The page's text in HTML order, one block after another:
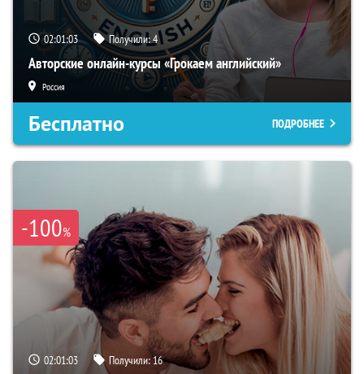
02:01:02 Получили:4
Авторские онлайн-курсы «Грокаем английский»
Россия
Бесплатно ПОДРОБНЕЕ
-100%
02:01:02 Получили:16